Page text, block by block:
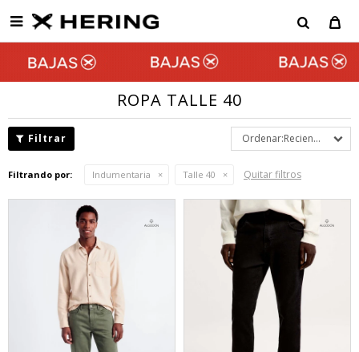

ROPA TALLE 40
Recientes
Filtrando por: Indumentaria Talle 40 Quitar filtros